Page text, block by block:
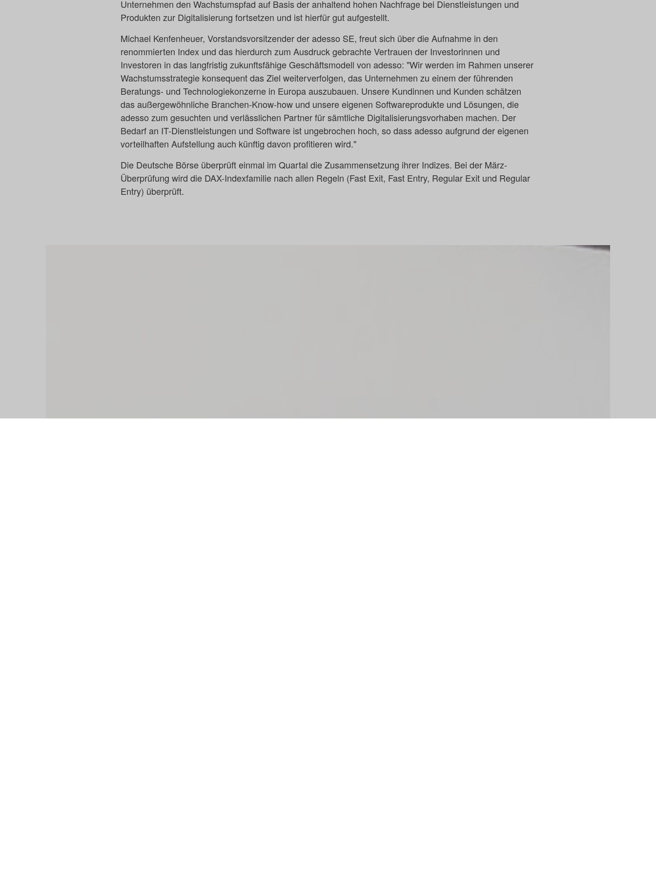
Unternehmen den Wachstumspfad auf Basis der anhaltend hohen Nachfrage bei Dienstleistungen und
Produkten zur Digitalisierung fortsetzen und ist hierfür gut aufgestellt.
Michael Kenfenheuer, Vorstandsvorsitzender der adesso SE, freut sich über die Aufnahme in den
renommierten Index und das hierdurch zum Ausdruck gebrachte Vertrauen der Investorinnen und
Investoren in das langfristig zukunftsfähige Geschäftsmodell von adesso: "Wir werden im Rahmen unserer
Wachstumsstrategie konsequent das Ziel weiterverfolgen, das Unternehmen zu einem der führenden
Beratungs- und Technologiekonzerne in Europa auszubauen. Unsere Kundinnen und Kunden schätzen
das außergewöhnliche Branchen-Know-how und unsere eigenen Softwareprodukte und Lösungen, die
adesso zum gesuchten und verlässlichen Partner für sämtliche Digitalisierungsvorhaben machen. Der
Bedarf an IT-Dienstleistungen und Software ist ungebrochen hoch, so dass adesso aufgrund der eigenen
vorteilhaften Aufstellung auch künftig davon profitieren wird."
Die Deutsche Börse überprüft einmal im Quartal die Zusammensetzung ihrer Indizes. Bei der März-
Überprüfung wird die DAX-Indexfamilie nach allen Regeln (Fast Exit, Fast Entry, Regular Exit und Regular
Entry) überprüft.